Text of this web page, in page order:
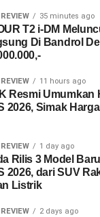
35 minutes ago
T2 i-DM
Di Bandrol
11 hours ago
Resmi Umumkan
2026, Simak
1 day ago
Rilis 3 Model
2026, dari SUV
Listrik
2 days ago